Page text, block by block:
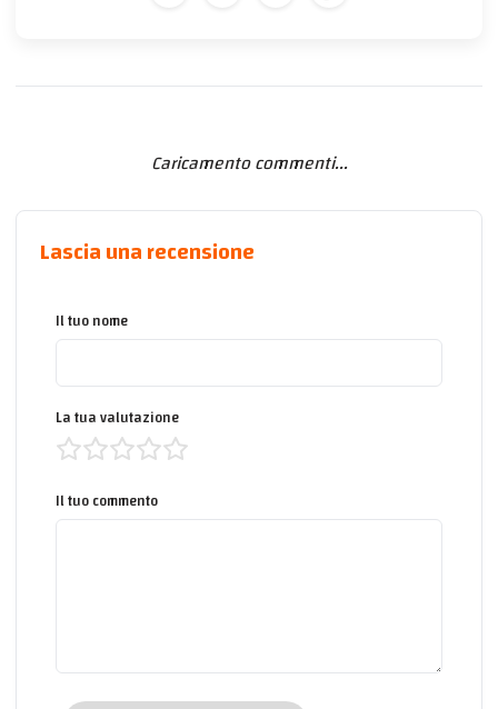
Caricamento commenti...
Lascia una recensione
Il tuo nome
La tua valutazione
Il tuo commento